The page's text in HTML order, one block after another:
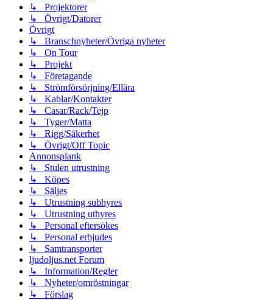
↳ Projektorer
↳ Övrigt/Datorer
Övrigt
↳ Branschnyheter/Övriga nyheter
↳ On Tour
↳ Projekt
↳ Företagande
↳ Strömförsörjning/Ellära
↳ Kablar/Kontakter
↳ Casar/Rack/Tejp
↳ Tyger/Matta
↳ Rigg/Säkerhet
↳ Övrigt/Off Topic
Annonsplank
↳ Stulen utrustning
↳ Köpes
↳ Säljes
↳ Utrustning subhyres
↳ Utrustning uthyres
↳ Personal eftersökes
↳ Personal erbjudes
↳ Samtransporter
ljudoljus.net Forum
↳ Information/Regler
↳ Nyheter/omröstningar
↳ Förslag